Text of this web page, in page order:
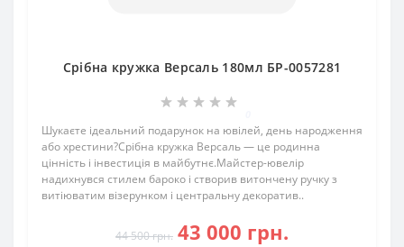
Срібна кружка Версаль 180мл БР-0057281
Шукаєте ідеальний подарунок на ювілей, день народження
або хрестини?Срібна кружка Версаль — це родинна
цінність і інвестиція в майбутнє.Майстер-ювелір
надихнувся стилем бароко і створив витончену ручку з
витіюватим візерунком і центральну декоратив..
44 500 грн. 43 000 грн.